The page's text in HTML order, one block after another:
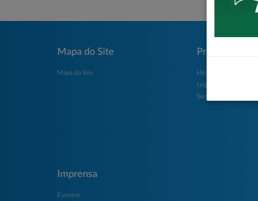
Mapa do Site
Mapa do Site
Prefeitura
História da Cidade
Legislação
Secretarias
Imprensa
Eventos